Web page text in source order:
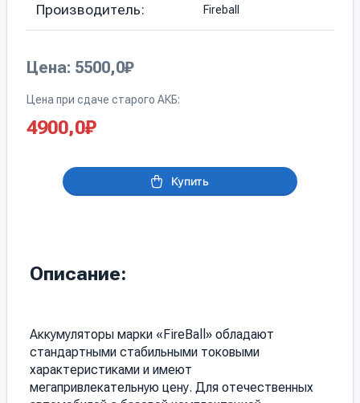
Производитель: Fireball
Цена: 5500,0₽
Цена при сдаче старого АКБ:
4900,0₽
Купить
Описание:
Аккумуляторы марки «FireBall» обладают
стандартными стабильными токовыми
характеристиками и имеют
мегапривлекательную цену. Для отечественных